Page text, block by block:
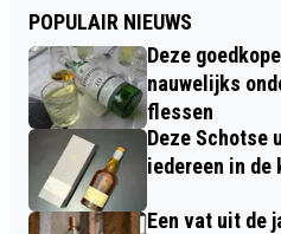
POPULAIR NIEUWS
Deze
nauwelijks
flessen
Deze Schotse
iedereen in de
Een vat uit de